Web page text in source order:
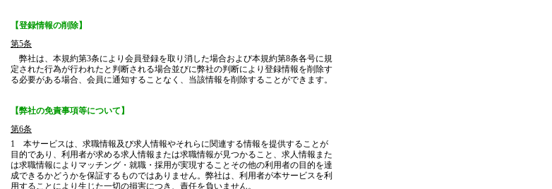
【登録情報の削除】
第5条
弊社は、本規約第3条により会員登録を取り消した場合および本規約第8条各号に規
定された行為が行われたと判断される場合並びに弊社の判断により登録情報を削除す
る必要がある場合、会員に通知することなく、当該情報を削除することができます。
【弊社の免責事項等について】
第6条
1 本サービスは、求職情報及び求人情報やそれらに関連する情報を提供することが
目的であり、利用者が求める求人情報または求職情報が見つかること、求人情報また
は求職情報によりマッチング・就職・採用が実現することその他の利用者の目的を達
成できるかどうかを保証するものではありません。弊社は、利用者が本サービスを利
用することにより生じた一切の損害につき、責任を負いません。